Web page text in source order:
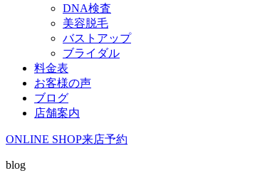
DNA検査
美容脱毛
バストアップ
ブライダル
料金表
お客様の声
ブログ
店舗案内
ONLINE SHOP来店予約
blog